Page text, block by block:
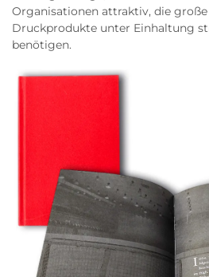
Organisationen attraktiv, die
Druckprodukte unter Einhaltung
benötigen.